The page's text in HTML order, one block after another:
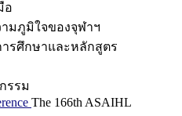
อ
มภูมิใจของจุฬาฯ
ารศึกษาและหลักสูตร
รรม
The 166th ASAIHL